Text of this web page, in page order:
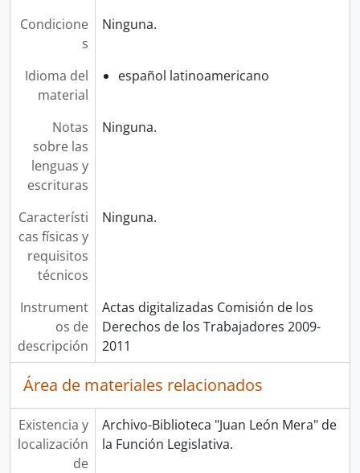
Condicione
s
Ninguna.
Idioma del
material
español latinoamericano
Notas
sobre las
lenguas y
escrituras
Ninguna.
Característi
cas físicas y
requisitos
técnicos
Ninguna.
Instrument
os de
descripción
Actas digitalizadas Comisión de los
Derechos de los Trabajadores 2009-
2011
Área de materiales relacionados
Existencia y
localización
de
Archivo-Biblioteca "Juan León Mera" de
la Función Legislativa.